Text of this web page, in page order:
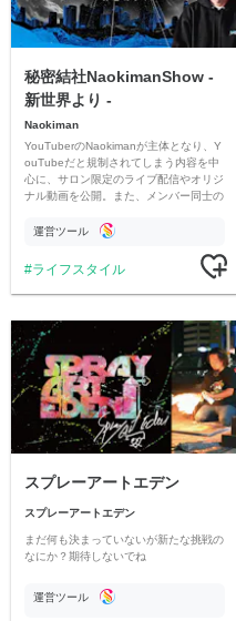
秘密結社NaokimanShow -
新世界より -
Naokiman
YouTuberのNaokimanが主体となり、Y
ouTubeだと規制されてしまう内容を中
心に、サロン限定のライブ配信やオリジ
ナル動画を公開。また、メンバー同士の
ただいています。
運営ツール
ライフスタイル
スプレーアートエデン
スプレーアートエデン
まだ何も決まっていないが新たな挑戦の
なにか？期待しないでね
運営ツール